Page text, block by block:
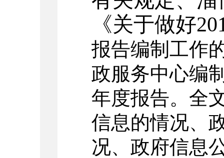
《关于做好
报告编制工作
政服务中心编
年度报告。全
信息的情况、
况、政府信息